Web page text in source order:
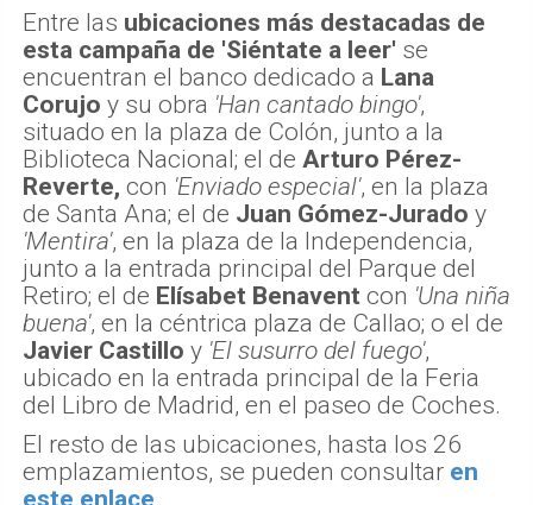
Entre las ubicaciones más destacadas de
esta campaña de 'Siéntate a leer' se
encuentran el banco dedicado a Lana
Corujo y su obra 'Han cantado bingo',
situado en la plaza de Colón, junto a la
Biblioteca Nacional; el de Arturo Pérez-
Reverte, con 'Enviado especial', en la plaza
de Santa Ana; el de Juan Gómez-Jurado y
'Mentira', en la plaza de la Independencia,
junto a la entrada principal del Parque del
Retiro; el de Elísabet Benavent con 'Una niña
buena', en la céntrica plaza de Callao; o el de
Javier Castillo y 'El susurro del fuego',
ubicado en la entrada principal de la Feria
del Libro de Madrid, en el paseo de Coches.
El resto de las ubicaciones, hasta los 26
emplazamientos, se pueden consultar en
este enlace.